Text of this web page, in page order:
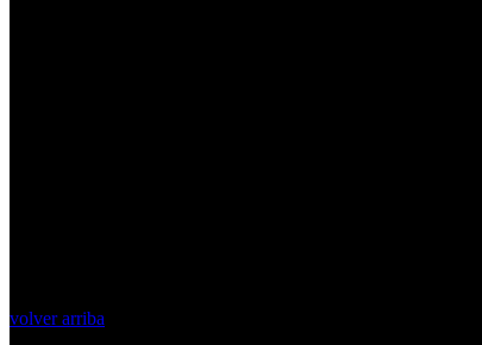
volver arriba